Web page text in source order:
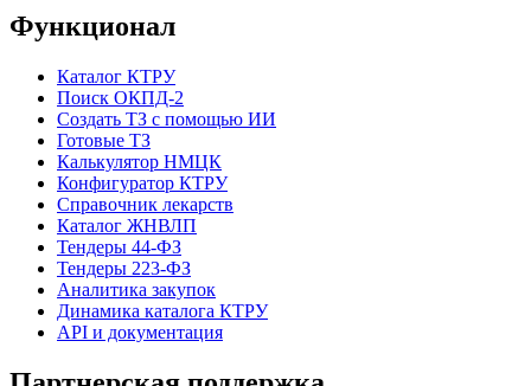
Функционал
Каталог КТРУ
Поиск ОКПД-2
Создать ТЗ с помощью ИИ
Готовые ТЗ
Калькулятор НМЦК
Конфигуратор КТРУ
Справочник лекарств
Каталог ЖНВЛП
Тендеры 44-ФЗ
Тендеры 223-ФЗ
Аналитика закупок
Динамика каталога КТРУ
API и документация